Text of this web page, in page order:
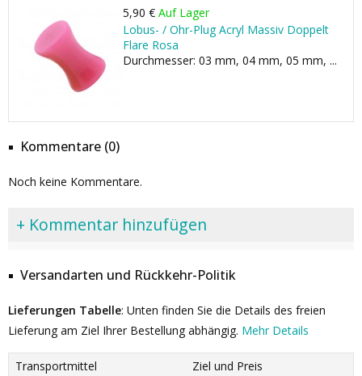
5,90 € Auf Lager
Lobus- / Ohr-Plug Acryl Massiv Doppelt
Flare Rosa
Durchmesser: 03 mm, 04 mm, 05 mm, ...
Kommentare (0)
Noch keine Kommentare.
+ Kommentar hinzufügen
Versandarten und Rückkehr-Politik
Lieferungen Tabelle: Unten finden Sie die Details des freien
Lieferung am Ziel Ihrer Bestellung abhängig. Mehr Details
Transportmittel
Ziel und Preis